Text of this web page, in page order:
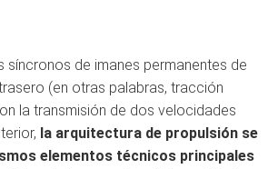
síncronos de imanes permanentes de
(en otras palabras, tracción
la transmisión de dos velocidades
la arquitectura de propulsión se
elementos técnicos principales